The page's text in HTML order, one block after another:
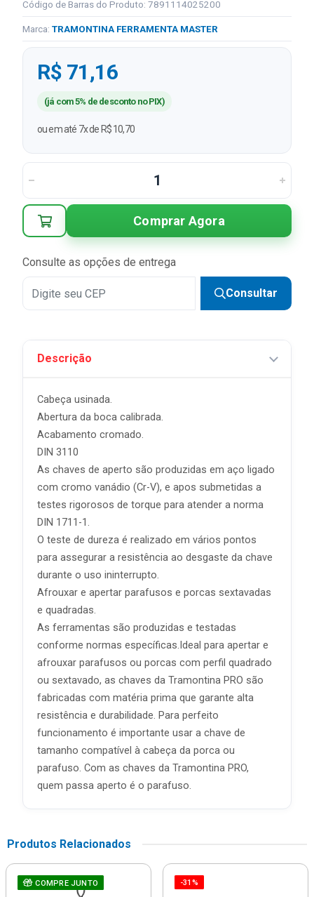
Código de Barras do Produto: 7891114025200
Marca: TRAMONTINA FERRAMENTA MASTER
R$ 71,16
(já com 5% de desconto no PIX)
ou em até 7x de R$ 10,70
Comprar Agora
Consulte as opções de entrega
Consultar
Descrição
Cabeça usinada.
Abertura da boca calibrada.
Acabamento cromado.
DIN 3110
As chaves de aperto são produzidas em aço ligado
com cromo vanádio (Cr-V), e apos submetidas a
testes rigorosos de torque para atender a norma
DIN 1711-1.
O teste de dureza é realizado em vários pontos
para assegurar a resistência ao desgaste da chave
durante o uso ininterrupto.
Afrouxar e apertar parafusos e porcas sextavadas
e quadradas.
As ferramentas são produzidas e testadas
conforme normas específicas.Ideal para apertar e
afrouxar parafusos ou porcas com perfil quadrado
ou sextavado, as chaves da Tramontina PRO são
fabricadas com matéria prima que garante alta
resistência e durabilidade. Para perfeito
funcionamento é importante usar a chave de
tamanho compatível à cabeça da porca ou
parafuso. Com as chaves da Tramontina PRO,
quem passa aperto é o parafuso.
Produtos Relacionados
COMPRE JUNTO -31%